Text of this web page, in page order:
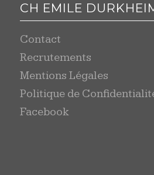
CH EMILE
Contact
Recrutements
Mentions Légales
Politique de
Facebook